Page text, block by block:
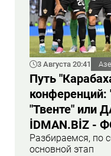
3 Августа 20:41
Путь
"Твенте" или
İDMAN.BİZ -
Разбираемся, по
основной этап